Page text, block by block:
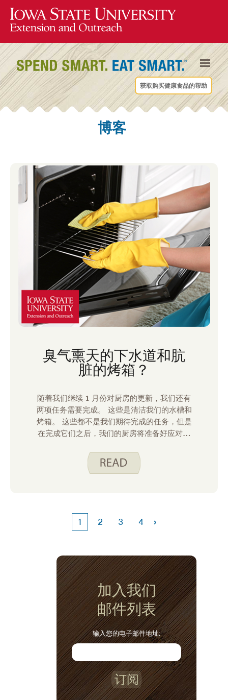
获取购买健康食品的帮助
博客
臭气熏天的下水道和肮
脏的烤箱？
随着我们继续 1 月份对厨房的更新，我们还有
两项任务需要完成。 这些是清洁我们的水槽和
烤箱。 这些都不是我们期待完成的任务，但是
在完成它们之后，我们的厨房将准备好应对冬
1 2 3 4 ›
加入我们
邮件列表
输入您的电子邮件地址:
订阅